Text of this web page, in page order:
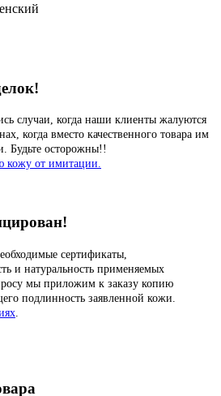
случаи, когда наши клиенты жалуются
когда вместо качественного товара им
Будьте осторожны!!
кожу от имитации.
сертификаты,
и натуральность применяемых
мы приложим к заказу копию
подлинность заявленной кожи.